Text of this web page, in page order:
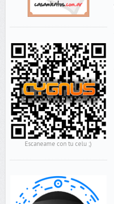
Escaneame con tu celu ;)